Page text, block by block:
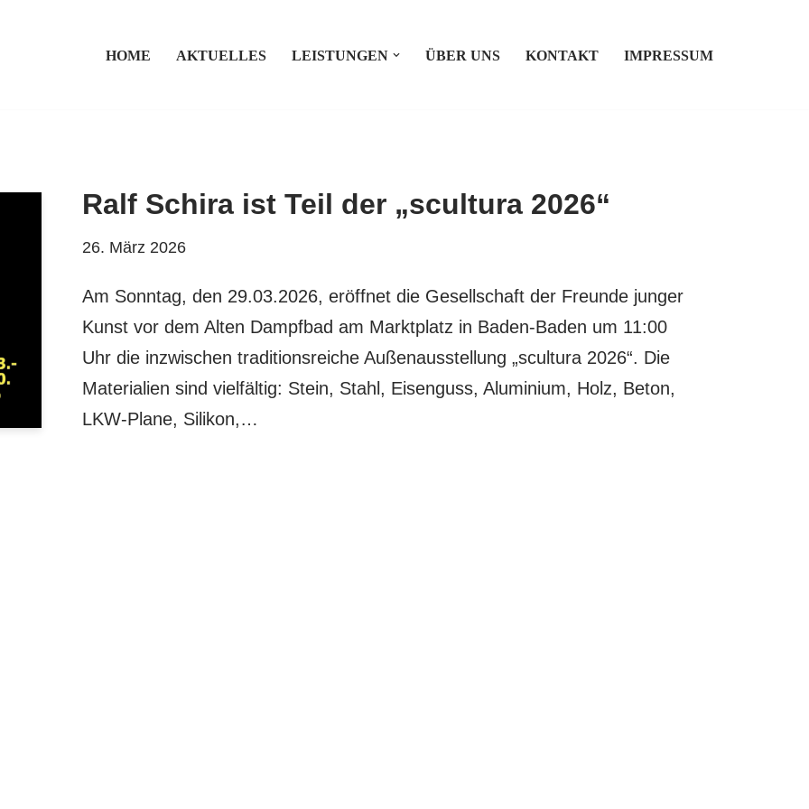
HOME AKTUELLES LEISTUNGEN ÜBER UNS KONTAKT IMPRESSUM
Ralf Schira ist Teil der „scultura 2026“
26. März 2026
Am Sonntag, den 29.03.2026, eröffnet die Gesellschaft der Freunde junger
Kunst vor dem Alten Dampfbad am Marktplatz in Baden-Baden um 11:00
Uhr die inzwischen traditionsreiche Außenausstellung „scultura 2026“. Die
Materialien sind vielfältig: Stein, Stahl, Eisenguss, Aluminium, Holz, Beton,
LKW-Plane, Silikon,…